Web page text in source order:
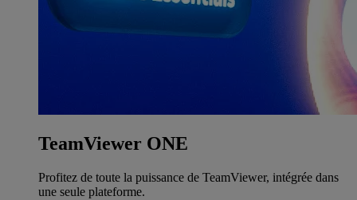
TeamViewer ONE
Profitez de toute la puissance de TeamViewer, intégrée dans
une seule plateforme.